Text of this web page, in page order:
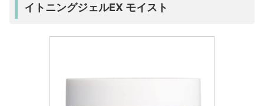
イトニングジェルEX モイスト